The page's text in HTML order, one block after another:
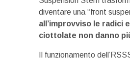
diventare una “front
all’improvviso le radici
ciottolate non danno
Il funzionamento